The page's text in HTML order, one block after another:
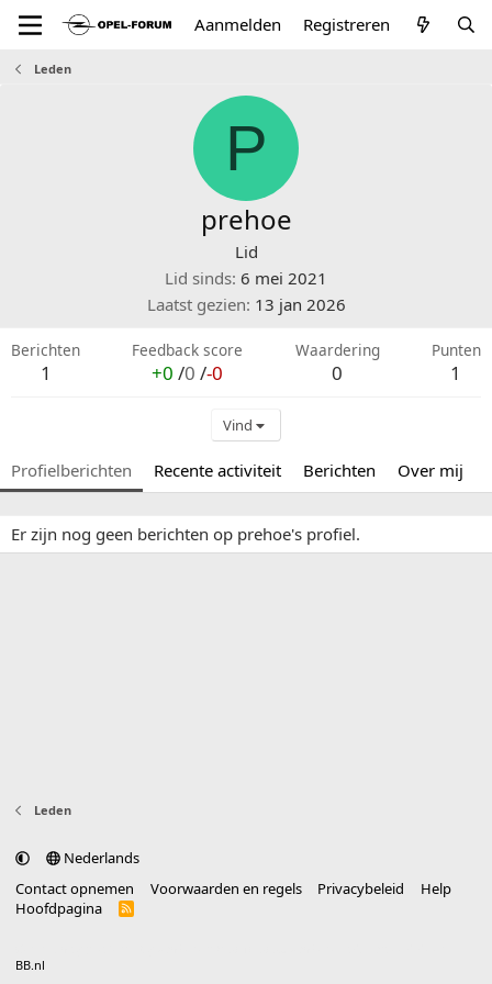
Aanmelden Registreren
Leden
P
prehoe
Lid
Lid sinds 6 mei 2021
Laatst gezien 13 jan 2026
Berichten
1
Feedback score
+0 /0 /-0
Waardering
0
Punten
1
Vind
Profielberichten Recente activiteit Berichten Over mij
Er zijn nog geen berichten op prehoe's profiel.
Leden
Nederlands
Contact opnemen
Voorwaarden en regels Privacybeleid
Help
Hoofdpagina
R
BB.nl